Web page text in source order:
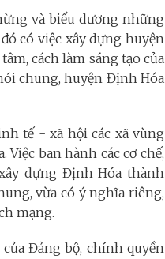
và biểu dương những
có việc xây dựng huyện
cách làm sáng tạo của
chung, huyện Định Hóa
tế - xã hội các xã vùng
ban hành các cơ chế,
dựng Định Hóa thành
vừa có ý nghĩa riêng,
mạng.
Đảng bộ, chính quyền